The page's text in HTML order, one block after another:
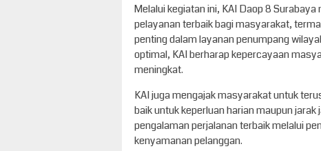
Melalui kegiatan ini, KAI Daop 8
pelayanan terbaik bagi masyarakat,
penting dalam layanan penumpang
optimal, KAI berharap kepercayaan
meningkat.
KAI juga mengajak masyarakat untuk
baik untuk keperluan harian maupun
pengalaman perjalanan terbaik melalui
kenyamanan pelanggan.